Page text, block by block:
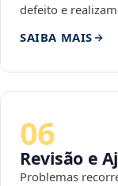
defeito e
SAIBA MAIS
06
Revisão e
Problemas